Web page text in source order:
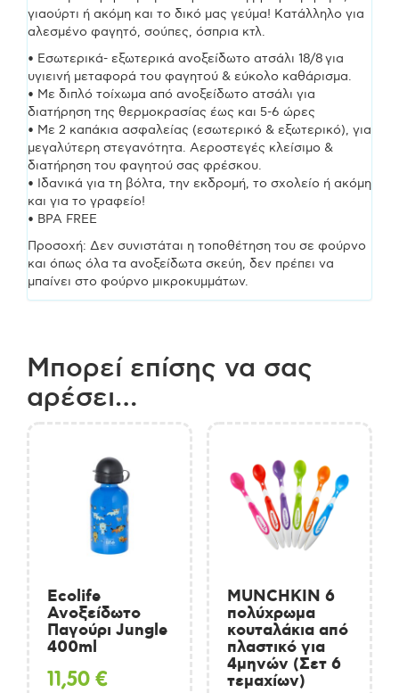
γιαούρτι ή ακόμη και το δικό μας γεύμα! Κατάλληλο για
αλεσμένο φαγητό, σούπες, όσπρια κτλ.
• Εσωτερικά- εξωτερικά ανοξείδωτο ατσάλι 18/8 για
υγιεινή μεταφορά του φαγητού & εύκολο καθάρισμα.
• Mε διπλό τοίχωμα από ανοξείδωτο ατσάλι για
διατήρηση της θερμοκρασίας έως και 5-6 ώρες
• Με 2 καπάκια ασφαλείας (εσωτερικό & εξωτερικό), για
μεγαλύτερη στεγανότητα. Αεροστεγές κλείσιμο &
διατήρηση του φαγητού σας φρέσκου.
• Ιδανικά για τη βόλτα, την εκδρομή, το σχολείο ή ακόμη
και για το γραφείο!
• BPA FREE
Προσοχή: Δεν συνιστάται η τοποθέτηση του σε φούρνο
και όπως όλα τα ανοξείδωτα σκεύη, δεν πρέπει να
μπαίνει στο φούρνο μικροκυμμάτων.
Μπορεί επίσης να σας
αρέσει…
Ecolife
Ανοξείδωτο
Παγούρι Jungle
400ml
11,50€
MUNCHKIN 6
πολύχρωμα
κουταλάκια από
πλαστικό για
4μηνών (Σετ 6
τεμαχίων)